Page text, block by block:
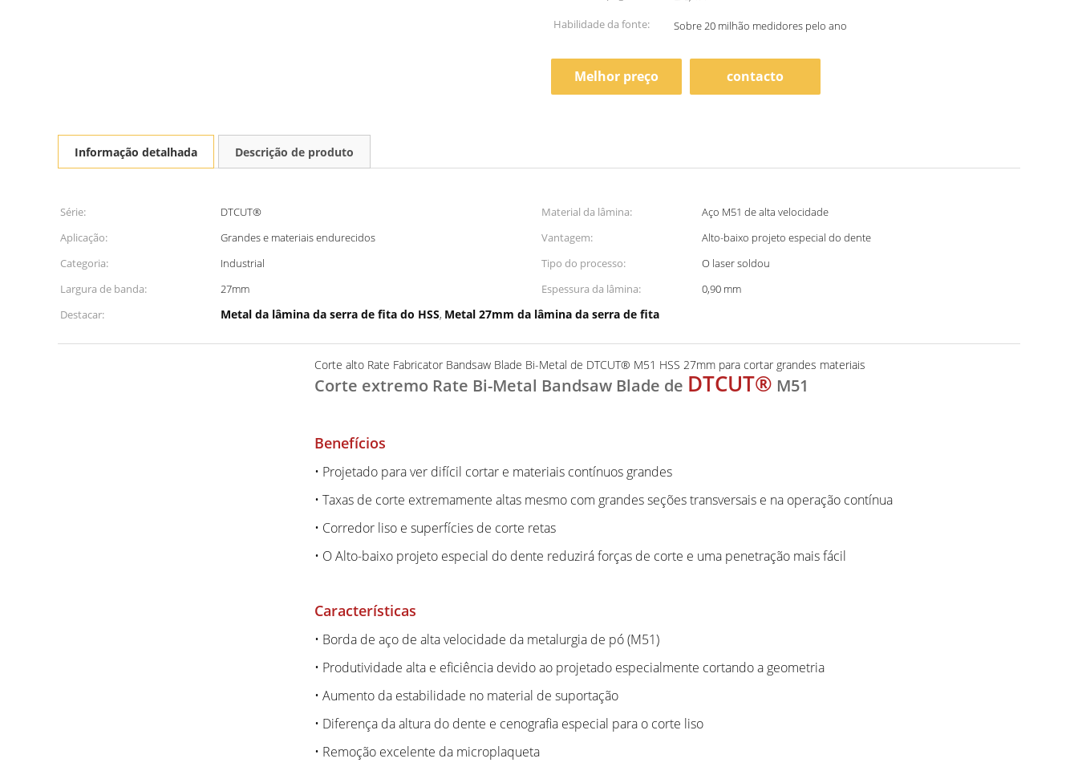
Habilidade da fonte:
Sobre 20 milhão medidores pelo ano
Melhor preço contacto
Informação detalhada Descrição de produto
Série: DTCUT® Material da lâmina:
Aço M51 de alta velocidade
Aplicação:
Grandes e materiais endurecidos Vantagem:
Alto-baixo projeto especial do dente
Categoria:
Industrial Tipo do processo:
O laser soldou
Largura de banda:
27mm Espessura da lâmina:
0,90 mm
Destacar:
Metal da lâmina da serra de fita do HSS, Metal 27mm da lâmina da serra de fita
Corte alto Rate Fabricator Bandsaw Blade Bi-Metal de DTCUT® M51 HSS 27mm para cortar grandes materiais
Corte extremo Rate Bi-Metal Bandsaw Blade de DTCUT® M51
Benefícios
• Projetado para ver difícil cortar e materiais contínuos grandes
• Taxas de corte extremamente altas mesmo com grandes seções transversais e na operação contínua
• Corredor liso e superfícies de corte retas
• O Alto-baixo projeto especial do dente reduzirá forças de corte e uma penetração mais fácil
Características
• Borda de aço de alta velocidade da metalurgia de pó (M51)
• Produtividade alta e eficiência devido ao projetado especialmente cortando a geometria
• Aumento da estabilidade no material de suportação
• Diferença da altura do dente e cenografia especial para o corte liso
• Remoção excelente da microplaqueta